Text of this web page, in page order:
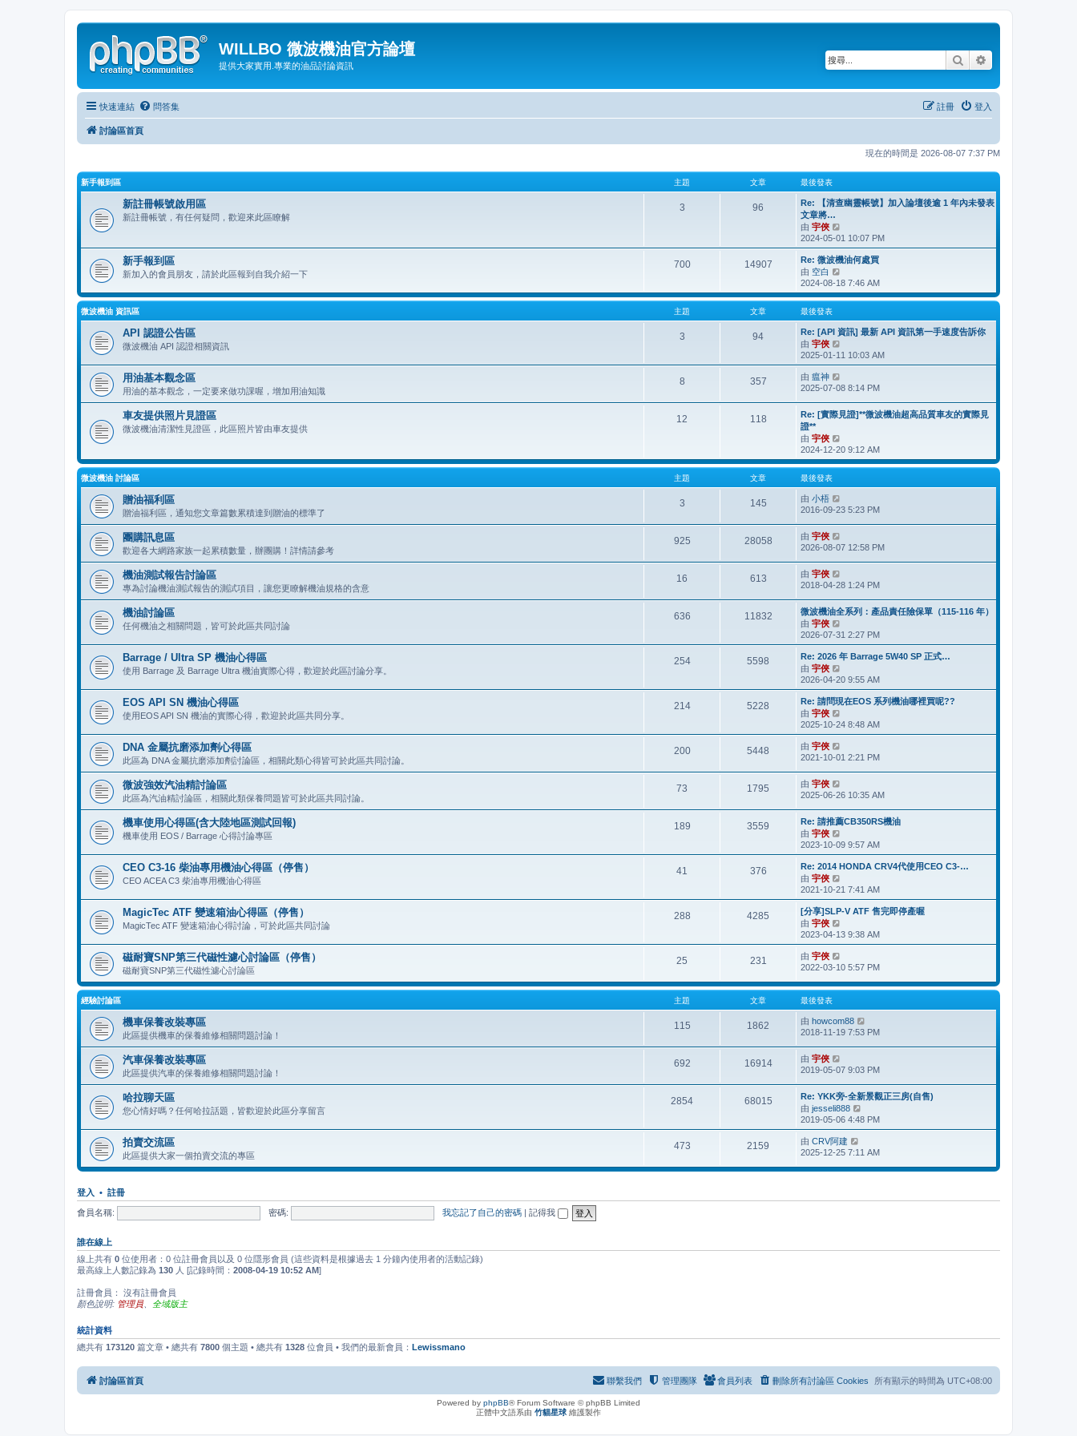
WILLBO 微波機油官方論壇
提供大家實用.專業的油品討論資訊 搜尋
快速連結 問答集 登入
註冊
討論區首頁
現在的時間是 2026-08-07 7:37 PM
新手報到區 主題 文章 最後發表
新註冊帳號啟用區
新註冊帳號，有任何疑問，歡迎來此區瞭解
3 96
Re: 【清查幽靈帳號】加入論壇後逾 1 年內未發表
文章將…
由 宇俠
視
最
後
表
2024-05-01 10:07 PM
新手報到區
新加入的會員朋友，請於此區報到自我介紹一下
700 14907
Re: 微波機油何處買
由 空白
視
最
發
表
2024-08-18 7:46 AM
微波機油 資訊區 主題 文章 最後發表
API 認證公告區
微波機油 API 認證相關資訊
3 94
Re: [API 資訊] 最新 API 資訊第一手速度告訴你
由 宇俠
視
最
發
表
2025-01-11 10:03 AM
用油基本觀念區
用油的基本觀念，一定要來做功課喔，增加用油知識
8 357 由 瘟神
視
最
後
2025-07-08 8:14 PM
車友提供照片見證區
微波機油清潔性見證區，此區照片皆由車友提供
12 118
Re: [實際見證]**微波機油超高品質車友的實際見
證**
由 宇俠
視
最
發
2024-12-20 9:12 AM
微波機油 討論區 主題 文章 最後發表
贈油福利區
贈油福利區，通知您文章篇數累積達到贈油的標準了
3 145 由 小梧
視
最
發
2016-09-23 5:23 PM
團購訊息區
歡迎各大網路家族一起累積數量，辦團購！詳情請參考
925 28058 由 宇俠
視
最
發
2026-08-07 12:58 PM
機油測試報告討論區
專為討論機油測試報告的測試項目，讓您更瞭解機油規格的含意
16 613 由 宇俠
視
最
後
表
2018-04-28 1:24 PM
機油討論區
任何機油之相關問題，皆可於此區共同討論
636 11832
微波機油全系列：產品責任險保單（115-116 年）
由 宇俠
視
最
後
表
2026-07-31 2:27 PM
Barrage / Ultra SP 機油心得區
使用 Barrage 及 Barrage Ultra 機油實際心得，歡迎於此區討論分享。
254 5598
Re: 2026 年 Barrage 5W40 SP 正式…
由 宇俠
視
最
後
表
2026-04-20 9:55 AM
EOS API SN 機油心得區
使用EOS API SN 機油的實際心得，歡迎於此區共同分享。
214 5228
Re: 請問現在EOS 系列機油哪裡買呢??
由 宇俠
視
最
發
表
2025-10-24 8:48 AM
DNA 金屬抗磨添加劑心得區
此區為 DNA 金屬抗磨添加劑討論區，相關此類心得皆可於此區共同討論。
200 5448 由 宇俠
視
最
發
2021-10-01 2:21 PM
微波強效汽油精討論區
此區為汽油精討論區，相關此類保養問題皆可於此區共同討論。
73 1795 由 宇俠
視
最
後
表
2025-06-26 10:35 AM
機車使用心得區(含大陸地區測試回報)
機車使用 EOS / Barrage 心得討論專區
189 3559
Re: 請推薦CB350RS機油
由 宇俠
視
最
後
表
2023-10-09 9:57 AM
CEO C3-16 柴油專用機油心得區（停售）
CEO ACEA C3 柴油專用機油心得區
41 376
Re: 2014 HONDA CRV4代使用CEO C3-…
由 宇俠
視
最
後
表
2021-10-21 7:41 AM
MagicTec ATF 變速箱油心得區（停售）
MagicTec ATF 變速箱油心得討論，可於此區共同討論
288 4285
[分享]SLP-V ATF 售完即停產喔
由 宇俠
視
最
發
表
2023-04-13 9:38 AM
磁耐寶SNP第三代磁性濾心討論區（停售）
磁耐寶SNP第三代磁性濾心討論區
25 231 由 宇俠
視
最
後
表
2022-03-10 5:57 PM
經驗討論區 主題 文章 最後發表
機車保養改裝專區
此區提供機車的保養維修相關問題討論！
115 1862 由 howcom88
視
最
發
2018-11-19 7:53 PM
汽車保養改裝專區
此區提供汽車的保養維修相關問題討論！
692 16914 由 宇俠
視
最
後
發
表
2019-05-07 9:03 PM
哈拉聊天區
您心情好嗎？任何哈拉話題，皆歡迎於此區分享留言
2854 68015
Re: YKK旁-全新景觀正三房(自售)
由 jesseli888
視
最
發
表
2019-05-06 4:48 PM
拍賣交流區
此區提供大家一個拍賣交流的專區
473 2159 由 CRV阿建
視
最
表
2025-12-25 7:11 AM
登入 • 註冊
會員名稱: 密碼: 我忘記了自己的密碼 | 記得我
誰在線上
線上共有 0 位使用者：0 位註冊會員以及 0 位隱形會員 (這些資料是根據過去 1 分鐘內使用者的活動記錄)
最高線上人數記錄為 130 人 [記錄時間： 2008-04-19 10:52 AM]
註冊會員： 沒有註冊會員
顏色說明: 管理員、 全域版主
統計資料
總共有 173120 篇文章 • 總共有 7800 個主題 • 總共有 1328 位會員 • 我們的最新會員： Lewissmano
討論區首頁 所有顯示的時間為 UTC+08:00
刪除所有討論區 Cookies
會員列表
管理團隊
聯繫我們
Powered by phpBB® Forum Software © phpBB Limited
正體中文語系由 竹貓星球 維護製作